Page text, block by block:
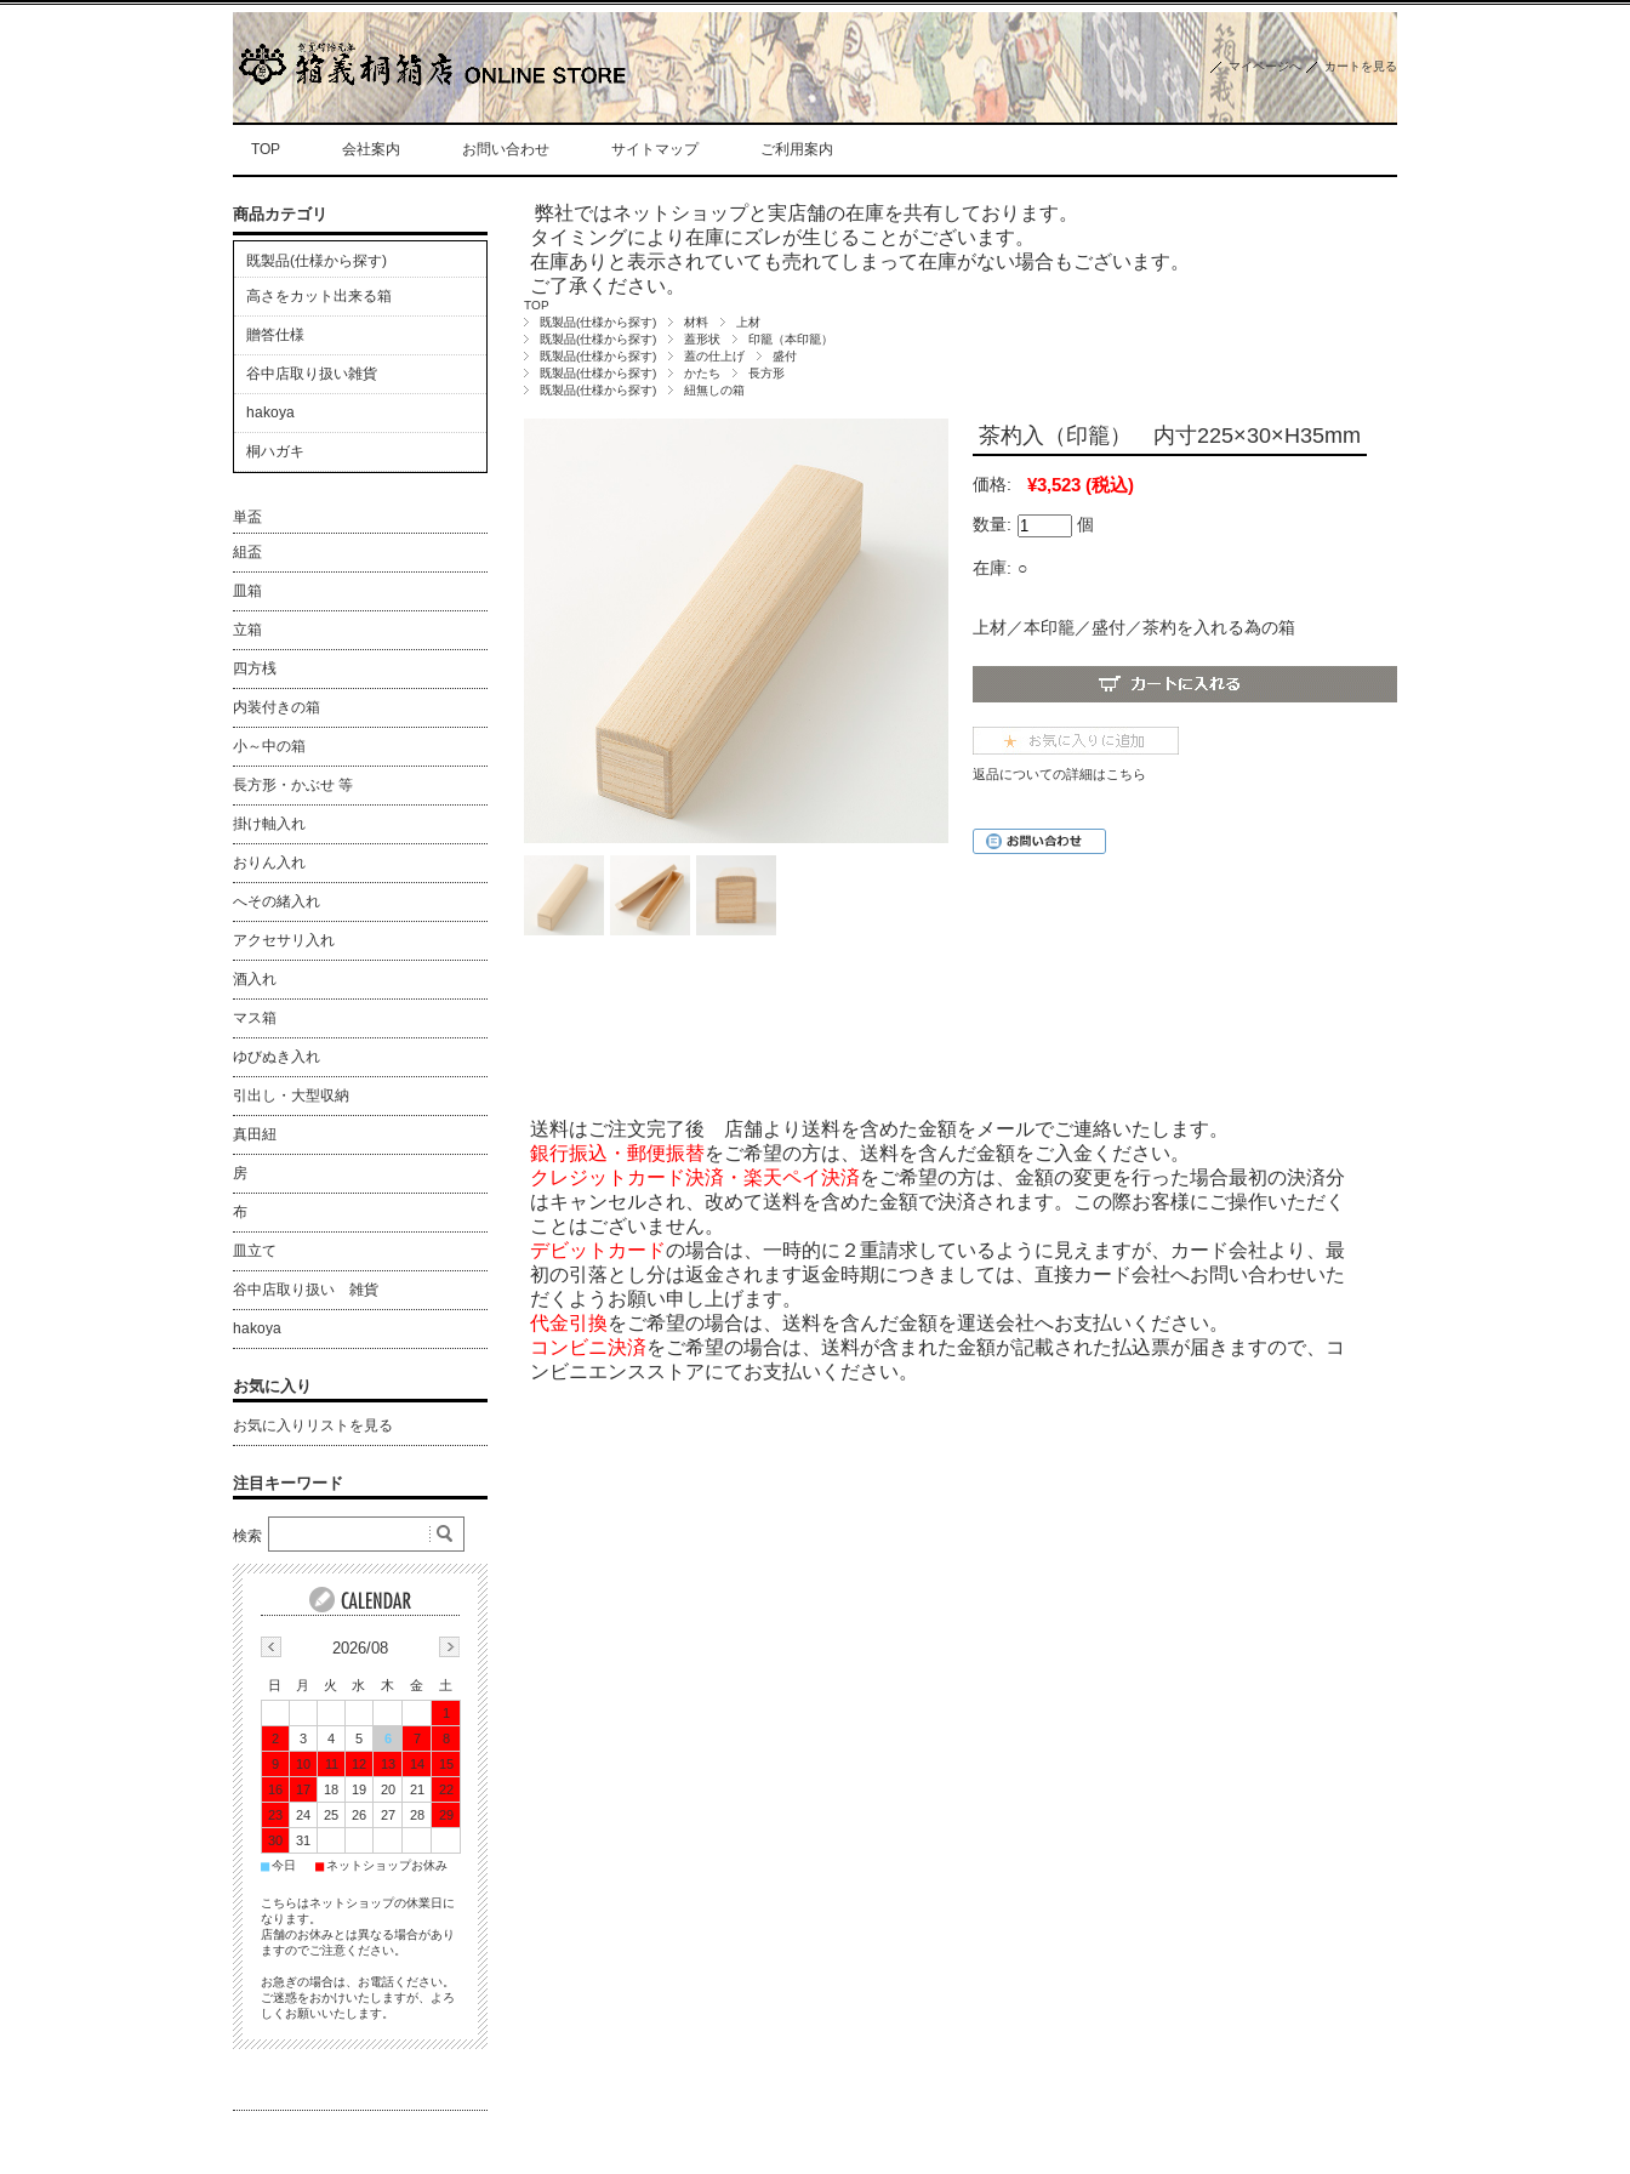
マイページへ カートを見る
TOP 会社案内 お問い合わせ サイトマップ ご利用案内
弊社ではネットショップと実店舗の在庫を共有しております。
タイミングにより在庫にズレが生じることがございます。
在庫ありと表示されていても売れてしまって在庫がない場合もございます。
ご了承ください。
TOP
既製品(仕様から探す)
材料
上材
既製品(仕様から探す)
蓋形状
印籠（本印籠）
既製品(仕様から探す)
蓋の仕上げ
盛付
既製品(仕様から探す)
かたち
長方形
既製品(仕様から探す)
紐無しの箱
茶杓入（印籠） 内寸225×30×H35mm
価格: ¥3,523 (税込)
数量: 個
在庫: ○
上材／本印籠／盛付／茶杓を入れる為の箱
返品についての詳細はこちら
送料はご注文完了後 店舗より送料を含めた金額をメールでご連絡いたします。
銀行振込・郵便振替をご希望の方は、送料を含んだ金額をご入金ください。
クレジットカード決済・楽天ペイ決済をご希望の方は、金額の変更を行った場合最初の決済分
はキャンセルされ、改めて送料を含めた金額で決済されます。この際お客様にご操作いただく
ことはございません。
デビットカードの場合は、一時的に２重請求しているように見えますが、カード会社より、最
初の引落とし分は返金されます返金時期につきましては、直接カード会社へお問い合わせいた
だくようお願い申し上げます。
代金引換をご希望の場合は、送料を含んだ金額を運送会社へお支払いください。
コンビニ決済をご希望の場合は、送料が含まれた金額が記載された払込票が届きますので、コ
ンビニエンスストアにてお支払いください。
商品カテゴリ
既製品(仕様から探す)
高さをカット出来る箱
贈答仕様
谷中店取り扱い雑貨
hakoya
桐ハガキ
単盃
組盃
皿箱
立箱
四方桟
内装付きの箱
小～中の箱
長方形・かぶせ 等
掛け軸入れ
おりん入れ
へその緒入れ
アクセサリ入れ
酒入れ
マス箱
ゆびぬき入れ
引出し・大型収納
真田紐
房
布
皿立て
谷中店取り扱い 雑貨
hakoya
お気に入り
お気に入りリストを見る
注目キーワード
2026/08
日 月 火 水 木 金
土
1
2
3 4 5 6 7
8
9
10 11 12 13 14
15
16
17 18 19 20 21
22
23
24 25 26 27 28
29
30
31
■今日 ■ネットショップお休み
こちらはネットショップの休業日に
なります。
店舗のお休みとは異なる場合があり
ますのでご注意ください。
お急ぎの場合は、お電話ください。
ご迷惑をおかけいたしますが、よろ
しくお願いいたします。